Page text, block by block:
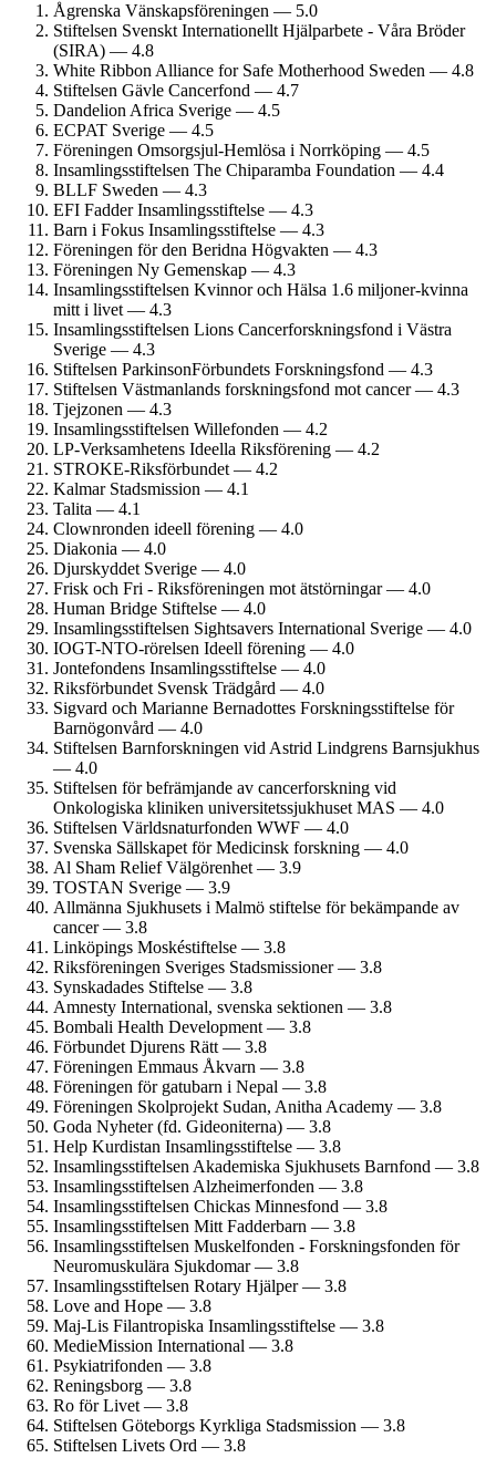
Ågrenska Vänskapsföreningen — 5.0
Stiftelsen Svenskt Internationellt Hjälparbete - Våra Bröder
(SIRA) — 4.8
White Ribbon Alliance for Safe Mother­hood Sweden — 4.8
Stiftelsen Gävle Cancerfond — 4.7
Dandelion Africa Sverige — 4.5
ECPAT Sverige — 4.5
Föreningen Omsorgsjul-Hemlösa i Norrköping — 4.5
Insamlings­stiftelsen The Chiparamba Foundation — 4.4
BLLF Sweden — 4.3
EFI Fadder Insamlings­stiftelse — 4.3
Barn i Fokus Insamlings­stiftelse — 4.3
Föreningen för den Beridna Högvakten — 4.3
Föreningen Ny Gemenskap — 4.3
Insamlings­stiftelsen Kvinnor och Hälsa 1.6 miljoner-kvinna
mitt i livet — 4.3
Insamlings­stiftelsen Lions Cancerforsknings­fond i Västra
Sverige — 4.3
Stiftelsen Parkinson­Förbundets Forskningsfond — 4.3
Stiftelsen Västmanlands forskningsfond mot cancer — 4.3
Tjejzonen — 4.3
Insamlings­stiftelsen Willefonden — 4.2
LP-Verksamhetens Ideella Riksförening — 4.2
STROKE-Riksförbundet — 4.2
Kalmar Stads­mission — 4.1
Talita — 4.1
Clownronden ideell förening — 4.0
Diakonia — 4.0
Djurskyddet Sverige — 4.0
Frisk och Fri - Riksföreningen mot ätstörningar — 4.0
Human Bridge Stiftelse — 4.0
Insamlings­stiftelsen Sightsavers International Sverige — 4.0
IOGT-NTO-rörelsen Ideell förening — 4.0
Jontefondens Insamlings­stiftelse — 4.0
Riksförbundet Svensk Trädgård — 4.0
Sigvard och Marianne Bernadottes Forskningss­tiftelse för
Barnögon­vård — 4.0
Stiftelsen Barn­forskningen vid Astrid Lindgrens Barn­sjukhus
— 4.0
Stiftelsen för befrämjande av cancerforskning vid
Onkologiska kliniken universitets­sjukhuset MAS — 4.0
Stiftelsen Världsnaturfonden WWF — 4.0
Svenska Sällskapet för Medicinsk forskning — 4.0
Al Sham Relief Välgörenhet — 3.9
TOSTAN Sverige — 3.9
Allmänna Sjukhusets i Malmö stiftelse för bekämpande av
cancer — 3.8
Linköpings Moskéstiftelse — 3.8
Riksföreningen Sveriges Stadsmissioner — 3.8
Synskadades Stiftelse — 3.8
Amnesty International, svenska sektionen — 3.8
Bombali Health Development — 3.8
Förbundet Djurens Rätt — 3.8
Föreningen Emmaus Åkvarn — 3.8
Föreningen för gatubarn i Nepal — 3.8
Föreningen Skolprojekt Sudan, Anitha Academy — 3.8
Goda Nyheter (fd. Gideoniterna) — 3.8
Help Kurdistan Insamlings­stiftelse — 3.8
Insamlings­stiftelsen Akademiska Sjukhusets Barnfond — 3.8
Insamlings­stiftelsen Alzheimer­fonden — 3.8
Insamlings­stiftelsen Chickas Minnesfond — 3.8
Insamlings­stiftelsen Mitt Fadderbarn — 3.8
Insamlings­stiftelsen Muskelfonden - Forsknings­fonden för
Neuro­muskulära Sjukdomar — 3.8
Insamlings­stiftelsen Rotary Hjälper — 3.8
Love and Hope — 3.8
Maj-Lis Filantropiska Insamlings­stiftelse — 3.8
MedieMission International — 3.8
Psykiatrifonden — 3.8
Reningsborg — 3.8
Ro för Livet — 3.8
Stiftelsen Göteborgs Kyrkliga Stads­mission — 3.8
Stiftelsen Livets Ord — 3.8